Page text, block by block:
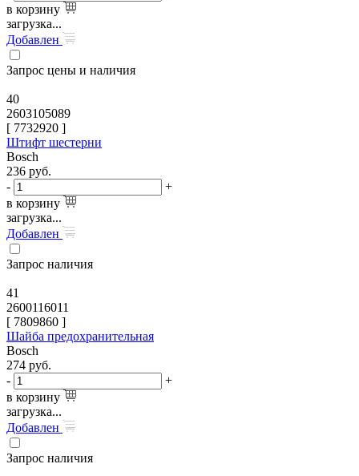
в корзину
загрузка...
Добавлен
Запрос цены и наличия
40
2603105089
[ 7732920 ]
Штифт шестерни
Bosch
236 руб.
-
+
в корзину
загрузка...
Добавлен
Запрос наличия
41
2600116011
[ 7809860 ]
Шайба предохранительная
Bosch
274 руб.
-
+
в корзину
загрузка...
Добавлен
Запрос наличия